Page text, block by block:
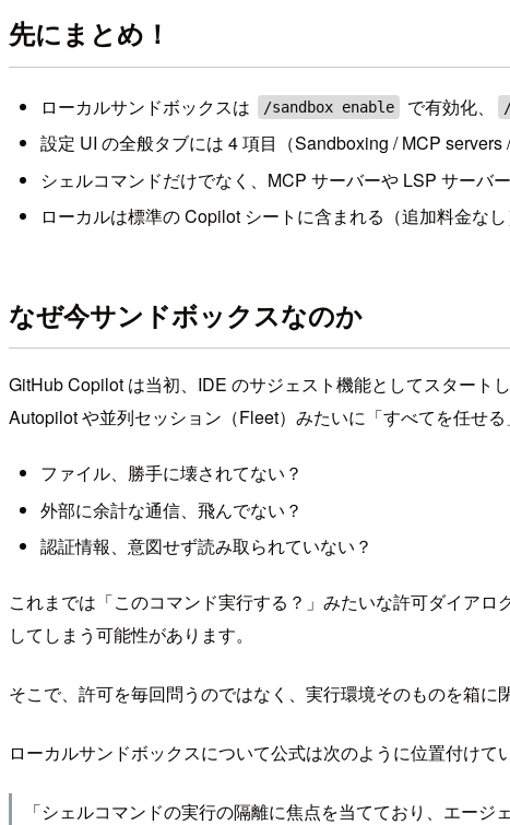
先にまとめ！
ローカルサンドボックスは /sandbox enable で有効化、
設定 UI の全般タブには 4 項目（Sandboxing / MCP
シェルコマンドだけでなく、MCP サーバーや LSP サーバ
ローカルは標準の Copilot シートに含まれる（追加料金なし
なぜ今サンドボックスなのか
GitHub Copilot は当初、IDE のサジェスト機能としてスタート
Autopilot や並列セッション（Fleet）みたいに「すべてを任せ
ファイル、勝手に壊されてない？
外部に余計な通信、飛んでない？
認証情報、意図せず読み取られていない？
これまでは「このコマンド実行する？」みたいな許可ダイア
してしまう可能性があります。
そこで、許可を毎回問うのではなく、実行環境そのものを箱
ローカルサンドボックスについて公式は次のように位置付けて
「シェルコマンドの実行の隔離に焦点を当てており、エー